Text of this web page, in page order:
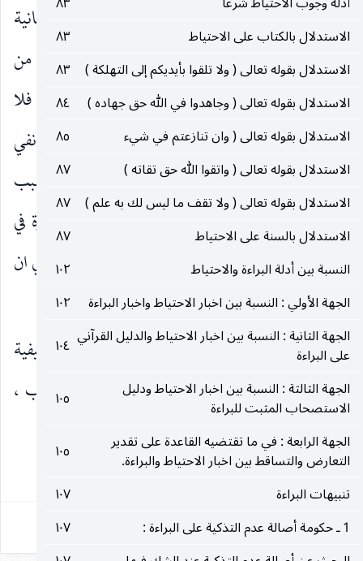
الاستدلال بالكتاب على الاحتياط
٨٣
الاستدلال بقوله تعالى ( ولا تلقوا بأيديكم إلى التهلكة ) ٨٣
الاستدلال بقوله تعالى ( وجاهدوا في الله حق جهاده )
٨٤
الاستدلال بقوله تعالى ( وان تنازعتم في شيء
٨٥
الاستدلال بقوله تعالى ( واتقوا الله حق تقاته )
٨٧
الاستدلال بقوله تعالى ( ولا تقف ما ليس لك به علم ) ٨٧
الاستدلال بالسنة على الاحتياط
٨٧
النسبة بين أدلة البراءة والاحتياط
١٠٢
الجهة الأولي : النسبة بين اخبار الاحتياط واخبار البراءة
١٠٢
الجهة الثانية : النسبة بين اخبار الاحتياط والدليل القرآني
على البراءة
١٠٤
الجهة الثالثة : النسبة بين اخبار الاحتياط ودليل
الاستصحاب المثبت للبراءة
١٠٥
الجهة الرابعة : في ما تقتضيه القاعدة على تقدير
التعارض والتساقط بين اخبار الاحتياط والبراءة.
١٠٥
تنبيهات البراءة
١٠٧
1 ـ حكومة أصالة عدم التذكية على البراءة :
١٠٧
استئذان ، وهنا يصل دور لا ضرار لنفي موجب إمكانية
الإضرار المحرم على سمرة بن جندب بالتمسك بحق من
حقوقه بنحو يضر بالآخرين ولو كان محرما عليه ، فلا
ضرار نفي للضرر الحرام بلحاظ ما في الشريعة لا نفي
للضرر بلحاظ ما في الشريعة ، ومعنى ذلك انه ينفي سبب
وقوع الضرر الحرام وهو في المقام حق إبقاء الشجرة في
حائط الأنصاري فيرتفع هذا السبب ويجوز للأنصاري ان
يقلع شجرته ويرم بها وجهه.
وبهذا يظهر الجواب عمّا مضى من الاعتراض في كيفية
تطبيق القاعدة في الحديث على قصة سمرة بن جندب ،
حيث أشرنا فيما سبق بان هذا التطبيق ليس
٤٨٩